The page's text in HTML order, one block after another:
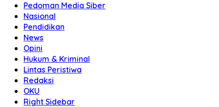
Pedoman Media Siber
Nasional
Pendidikan
News
Opini
Hukum & Kriminal
Lintas Peristiwa
Redaksi
OKU
Right Sidebar